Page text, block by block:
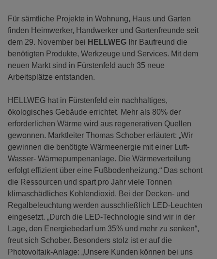
Für sämtliche Projekte in Wohnung, Haus und Garten
finden Heimwerker, Handwerker und Gartenfreunde seit
dem 29. November bei HELLWEG Ihr Baufreund die
benötigten Produkte, Werkzeuge und Services. Mit dem
neuen Markt sind in Fürstenfeld auch 35 neue
Arbeitsplätze entstanden.
HELLWEG hat in Fürstenfeld ein nachhaltiges,
ökologisches Gebäude errichtet. Mehr als 80% der
erforderlichen Wärme wird aus regenerativen Quellen
gewonnen. Marktleiter Thomas Schober erläutert: „Wir
gewinnen die benötigte Wärmeenergie mit einer Luft-
Wasser- Wärmepumpenanlage. Die Wärmeverteilung
erfolgt effizient über eine Fußbodenheizung.“ Das schont
die Ressourcen und spart pro Jahr viele Tonnen
klimaschädliches Kohlendioxid. Bei der Decken- und
Regalbeleuchtung werden ausschließlich LED-Leuchten
eingesetzt. „Durch die LED-Technologie sind wir in der
Lage, den Energiebedarf um 35% und mehr zu senken“,
freut sich Schober. Besonders stolz ist er auf die
Photovoltaik-Anlage: „Unsere Kunden können bei uns